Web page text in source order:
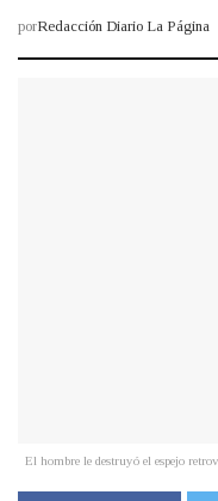
porRedacción Diario La Página
El hombre le destruyó el espejo